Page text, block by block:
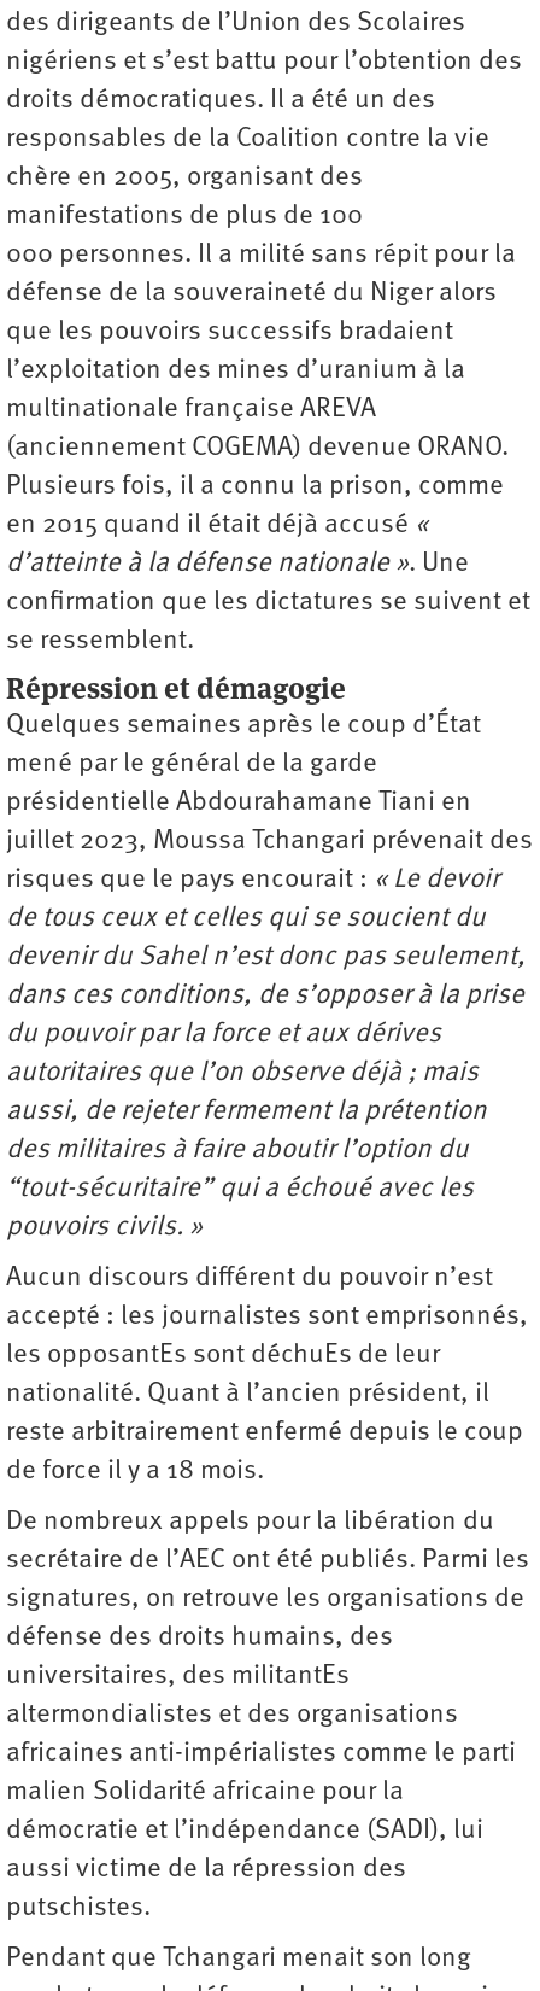
des dirigeants de l’Union des Scolaires
nigériens et s’est battu pour l’obtention des
droits démocratiques. Il a été un des
responsables de la Coalition contre la vie
chère en 2005, organisant des
manifestations de plus de 100
000 personnes. Il a milité sans répit pour la
défense de la souveraineté du Niger alors
que les pouvoirs successifs bradaient
l’exploitation des mines d’uranium à la
multinationale française AREVA
(anciennement COGEMA) devenue ORANO.
Plusieurs fois, il a connu la prison, comme
en 2015 quand il était déjà accusé «
d’atteinte à la défense nationale ». Une
confirmation que les dictatures se suivent et
se ressemblent.
Répression et démagogie
Quelques semaines après le coup d’État
mené par le général de la garde
présidentielle Abdourahamane Tiani en
juillet 2023, Moussa Tchangari prévenait des
risques que le pays encourait : « Le devoir
de tous ceux et celles qui se soucient du
devenir du Sahel n’est donc pas seulement,
dans ces conditions, de s’opposer à la prise
du pouvoir par la force et aux dérives
autoritaires que l’on observe déjà ; mais
aussi, de rejeter fermement la prétention
des militaires à faire aboutir l’option du
“tout-sécuritaire” qui a échoué avec les
pouvoirs civils. »
Aucun discours différent du pouvoir n’est
accepté : les journalistes sont emprisonnés,
les opposantEs sont déchuEs de leur
nationalité. Quant à l’ancien président, il
reste arbitrairement enfermé depuis le coup
de force il y a 18 mois.
De nombreux appels pour la libération du
secrétaire de l’AEC ont été publiés. Parmi les
signatures, on retrouve les organisations de
défense des droits humains, des
universitaires, des militantEs
altermondialistes et des organisations
africaines anti-impérialistes comme le parti
malien Solidarité africaine pour la
démocratie et l’indépendance (SADI), lui
aussi victime de la répression des
putschistes.
Pendant que Tchangari menait son long